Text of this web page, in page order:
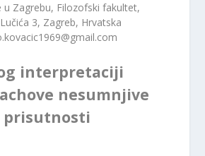
u Zagrebu, Filozofski fakultet,
3, Zagreb, Hrvatska
interpretaciji
nesumnjive
prisutnosti